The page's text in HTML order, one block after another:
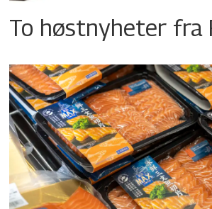
To høstnyheter fra